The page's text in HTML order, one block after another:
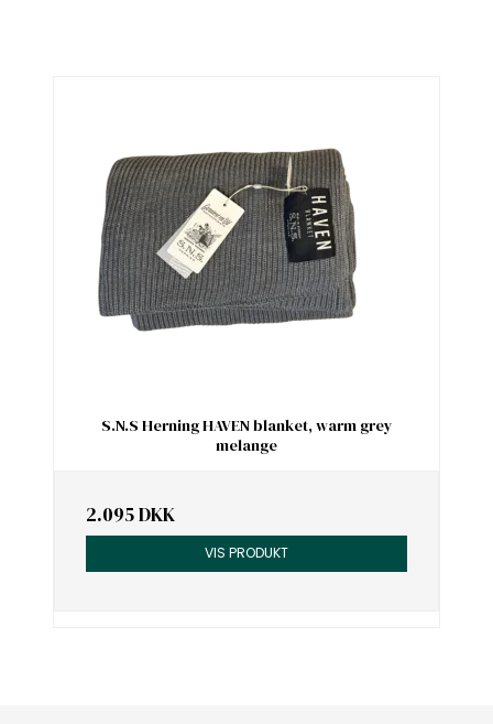
S.N.S Herning HAVEN blanket, warm grey
melange
2.095 DKK
VIS PRODUKT